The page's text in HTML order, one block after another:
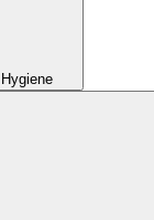
Hygiene